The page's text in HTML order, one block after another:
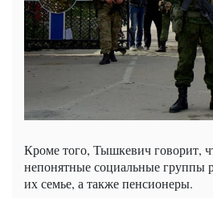
Кроме того, Тышкевич говорит,
непонятные социальные группы
их семье, а также пенсионеры.